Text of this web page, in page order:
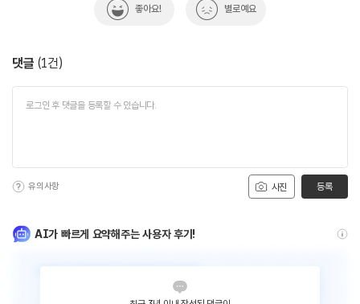
좋아요! 별로예요
댓글 (1건)
사진
유의사항 등록
AI가 빠르게 요약해주는 사용자 후기!